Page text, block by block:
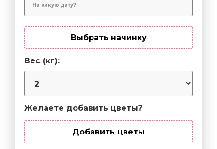
Выбрать начинку
Вес (кг):
Желаете добавить цветы?
Добавить цветы